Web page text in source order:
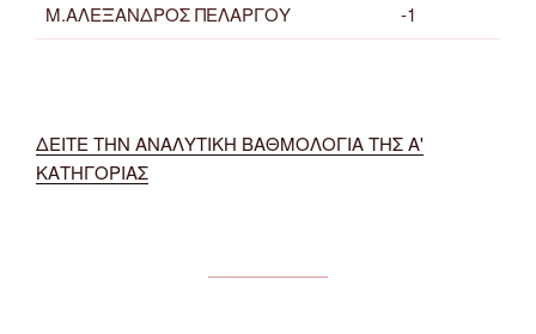
Μ.ΑΛΕΞΑΝΔΡΟΣ ΠΕΛΑΡΓΟΥ
-1
ΔΕΙΤΕ ΤΗΝ ΑΝΑΛΥΤΙΚΗ ΒΑΘΜΟΛΟΓΙΑ ΤΗΣ Α'
ΚΑΤΗΓΟΡΙΑΣ